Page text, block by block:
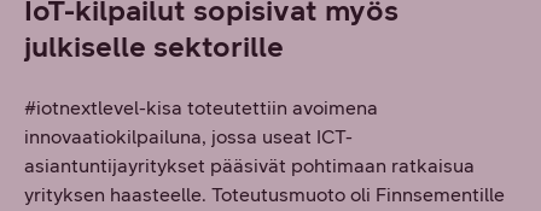
IoT-kilpailut sopisivat myös
julkiselle sektorille
#iotnextlevel-kisa toteutettiin avoimena
innovaatiokilpailuna, jossa useat ICT-
asiantuntijayritykset pääsivät pohtimaan ratkaisua
yrityksen haasteelle. Toteutusmuoto oli Finnsementille